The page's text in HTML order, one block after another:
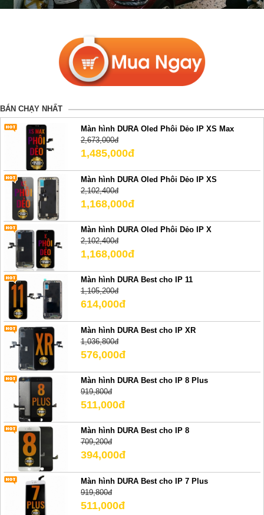
BÁN CHẠY NHẤT
Màn hình DURA Oled Phôi Dẻo IP XS Max
2,673,000đ
1,485,000đ
Màn hình DURA Oled Phôi Dẻo IP XS
2,102,400đ
1,168,000đ
Màn hình DURA Oled Phôi Dẻo IP X
2,102,400đ
1,168,000đ
Màn hình DURA Best cho IP 11
1,105,200đ
614,000đ
Màn hình DURA Best cho IP XR
1,036,800đ
576,000đ
Màn hình DURA Best cho IP 8 Plus
919,800đ
511,000đ
Màn hình DURA Best cho IP 8
709,200đ
394,000đ
Màn hình DURA Best cho IP 7 Plus
919,800đ
511,000đ